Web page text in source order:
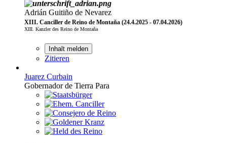
Adrián Guitiño de Nevarez
XIII. Canciller de Reino de Montaña (24.4.2025 - 07.04.2026)
XIII. Kanzler des Reino de Montaña
Inhalt melden
Zitieren
Juarez Curbain
Gobernador de Tierra Para